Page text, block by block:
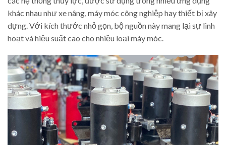
khác nhau như xe nâng, máy móc công nghiệp hay thiết bị xây
dựng. Với kích thước nhỏ gọn, bộ nguồn này mang lại sự linh
hoạt và hiệu suất cao cho nhiều loại máy móc.